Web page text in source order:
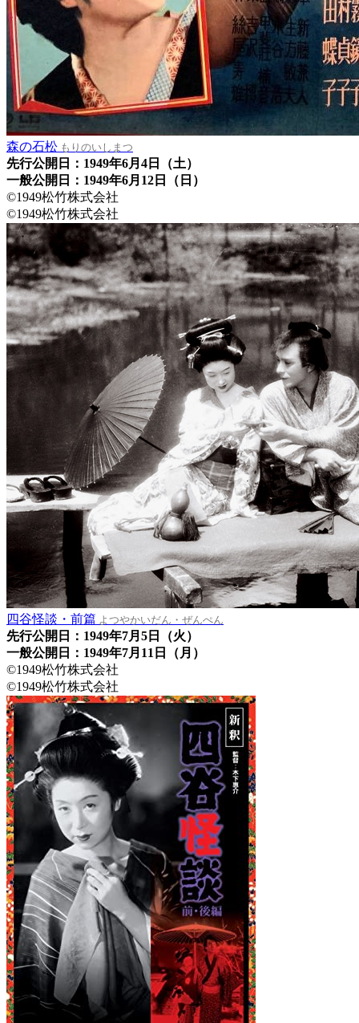
森の石松 もりのいしまつ
先行公開日：1949年6月4日（土）
一般公開日：1949年6月12日（日）
©1949松竹株式会社
©1949松竹株式会社
四谷怪談・前篇 よつやかいだん・ぜんぺん
先行公開日：1949年7月5日（火）
一般公開日：1949年7月11日（月）
©1949松竹株式会社
©1949松竹株式会社